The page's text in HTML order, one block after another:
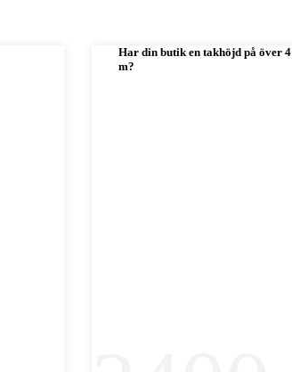
Har din butik en takhöjd på över 4
m?